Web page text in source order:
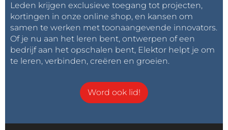
Leden krijgen exclusieve toegang tot projecten,
kortingen in onze online shop, en kansen om
samen te werken met toonaangevende innovators.
Of je nu aan het leren bent, ontwerpen of een
bedrijf aan het opschalen bent, Elektor helpt je om
te leren, verbinden, creëren en groeien.
Word ook lid!